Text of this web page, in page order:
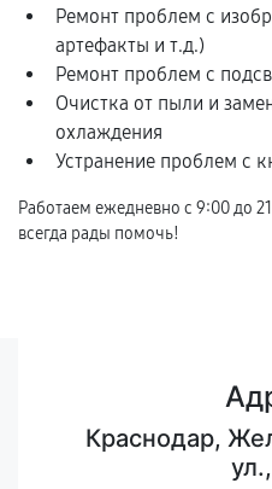
Ремонт проблем с
артефакты и т.д.)
Ремонт проблем с
Очистка от пыли и
охлаждения
Устранение проблем с
Работаем ежедневно с 9:00 до
всегда рады помочь!
Краснодар,